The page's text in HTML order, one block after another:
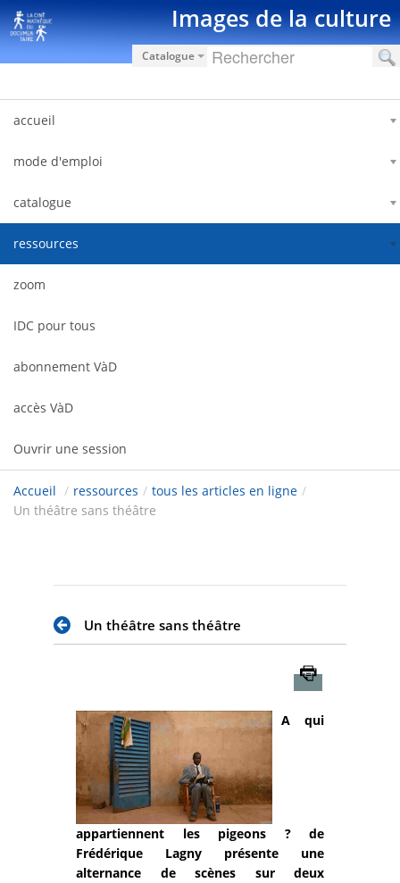
Saut au contenu Images de la culture
Catalogue
accueil
mode d'emploi
catalogue
ressources
zoom
IDC pour tous
abonnement VàD
accès VàD
Ouvrir une session
Accueil / ressources / tous les articles en ligne /
Un théâtre sans théâtre
Un théâtre sans théâtre
A qui
appartiennent les pigeons ? de
Frédérique Lagny présente une
alternance de scènes sur deux